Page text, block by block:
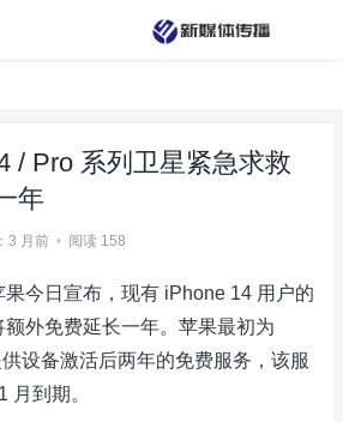
/ Pro 系列卫星紧急求救
年
3 月前 • 阅读 158
今日宣布，现有 iPhone 14 用户的
外免费延长一年。苹果最初为
设备激活后两年的免费服务，该服
月到期。